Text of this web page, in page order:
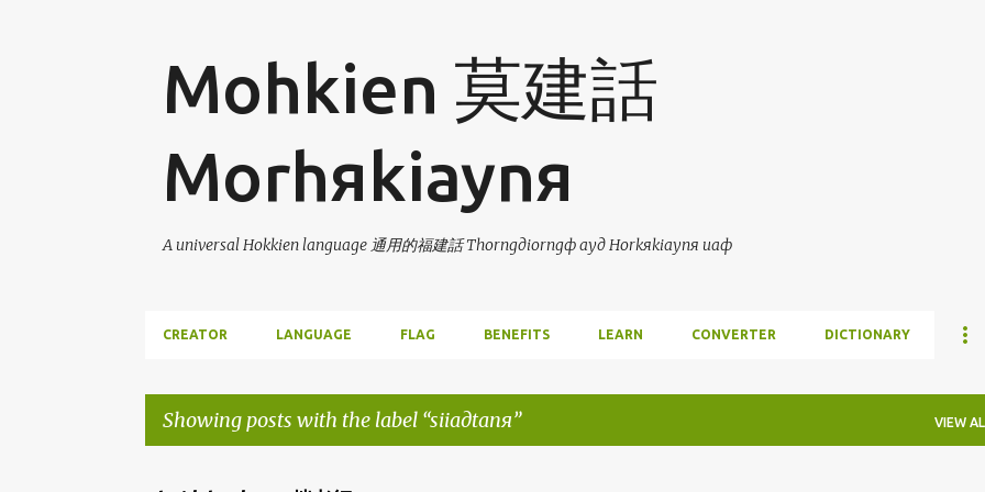
Mohkien 莫建話
Morhяkiaynя
A universal Hokkien language 通用的福建話 Thorngдiorngф ayд Horkяkiaynя uaф
CREATOR LANGUAGE FLAG BENEFITS LEARN CONVERTER DICTIONARY
Showing posts with the label siiaдtanя VIEW